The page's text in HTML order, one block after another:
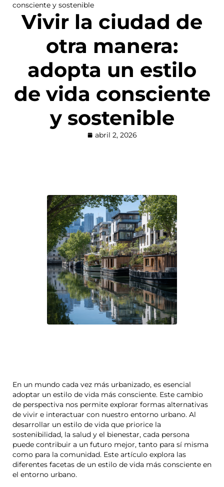
consciente y sostenible
Vivir la ciudad de
otra manera:
adopta un estilo
de vida consciente
y sostenible
abril 2, 2026
En un mundo cada vez más urbanizado, es esencial
adoptar un estilo de vida más consciente. Este cambio
de perspectiva nos permite explorar formas alternativas
de vivir e interactuar con nuestro entorno urbano. Al
desarrollar un estilo de vida que priorice la
sostenibilidad, la salud y el bienestar, cada persona
puede contribuir a un futuro mejor, tanto para sí misma
como para la comunidad. Este artículo explora las
diferentes facetas de un estilo de vida más consciente en
el entorno urbano.